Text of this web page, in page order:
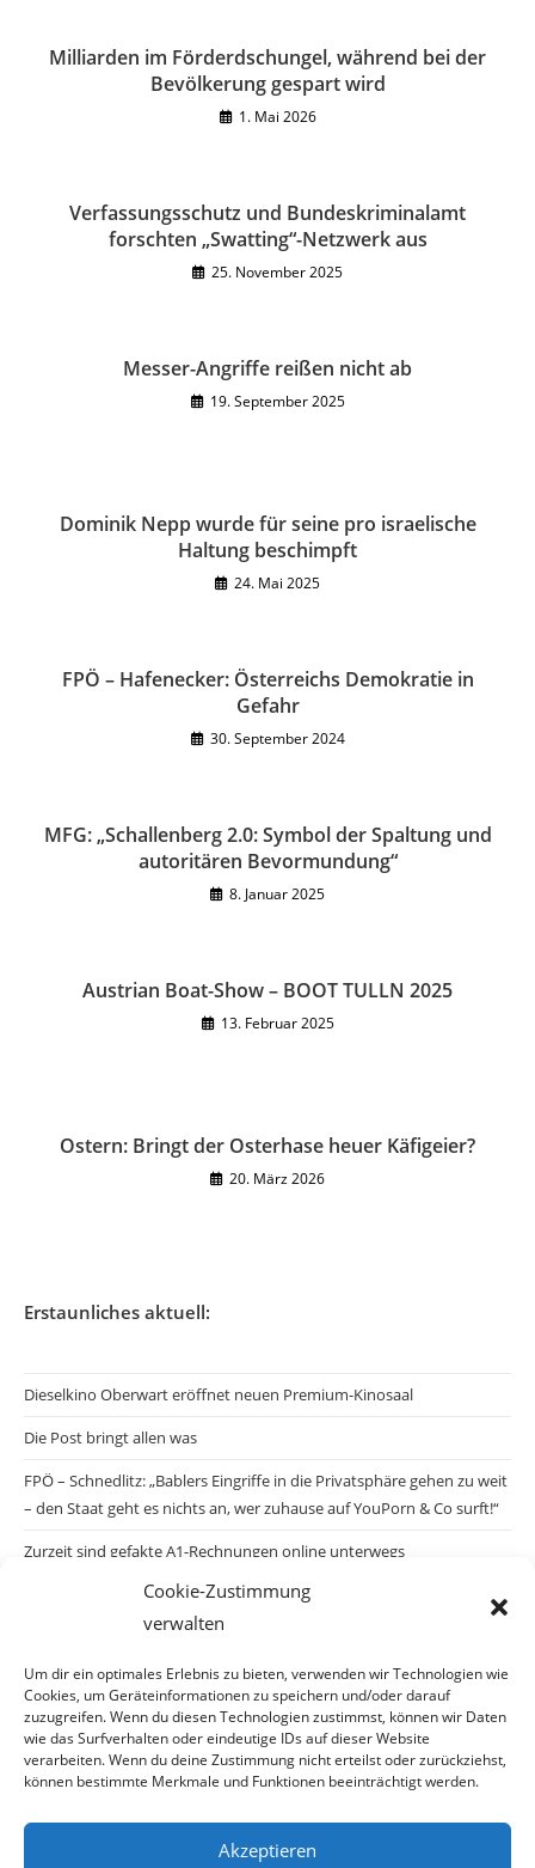
Cookie-Zustimmung
verwalten
Um dir ein optimales Erlebnis zu bieten, verwenden wir Technologien wie
Cookies, um Geräteinformationen zu speichern und/oder darauf
zuzugreifen. Wenn du diesen Technologien zustimmst, können wir Daten
wie das Surfverhalten oder eindeutige IDs auf dieser Website
verarbeiten. Wenn du deine Zustimmung nicht erteilst oder zurückziehst,
können bestimmte Merkmale und Funktionen beeinträchtigt werden.
Akzeptieren
Milliarden im Förderdschungel, während bei der
Bevölkerung gespart wird
1. Mai 2026
Verfassungsschutz und Bundeskriminalamt
forschten „Swatting“-Netzwerk aus
25. November 2025
Messer-Angriffe reißen nicht ab
19. September 2025
Dominik Nepp wurde für seine pro israelische
Haltung beschimpft
24. Mai 2025
FPÖ – Hafenecker: Österreichs Demokratie in
Gefahr
30. September 2024
MFG: „Schallenberg 2.0: Symbol der Spaltung und
autoritären Bevormundung“
8. Januar 2025
Austrian Boat-Show – BOOT TULLN 2025
13. Februar 2025
Ostern: Bringt der Osterhase heuer Käfigeier?
20. März 2026
Erstaunliches aktuell:
Dieselkino Oberwart eröffnet neuen Premium-Kinosaal
Die Post bringt allen was
FPÖ – Schnedlitz: „Bablers Eingriffe in die Privatsphäre gehen zu weit
– den Staat geht es nichts an, wer zuhause auf YouPorn & Co surft!“
Zurzeit sind gefakte A1-Rechnungen online unterwegs
Salzburgs Juden und ihre Sicherheit: „Erst nach einem Anschlag wäre
die Gefahr endlich konkret!“
Biologisches Wunder in Ceuta
Ein vermeintliches Abschiebemärchen
Archiv